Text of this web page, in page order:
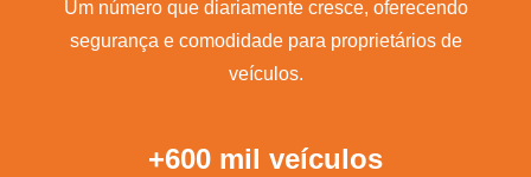
Um número que diariamente cresce, oferecendo
segurança e comodidade para proprietários de
veículos.
+600 mil veículos